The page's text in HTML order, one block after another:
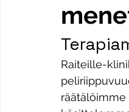
Raiteille-
räätälöimme